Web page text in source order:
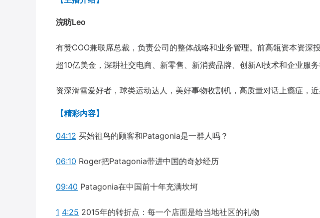
浣昉Leo
有赞COO兼联席总裁，负责公司的整体战略和业务管理。前高瓴资本资深
超10亿美金，深耕社交电商、新零售、新消费品牌、创新AI技术和企业服务
资深滑雪爱好者，球类运动达人，美好事物收割机，高质量对话上瘾症，近
【精彩内容】
04:12 买始祖鸟的顾客和Patagonia是一群人吗？
06:10 Roger把Patagonia带进中国的奇妙经历
09:40 Patagonia在中国前十年充满坎坷
1 4:25 2015年的转折点：每一个店面是给当地社区的礼物